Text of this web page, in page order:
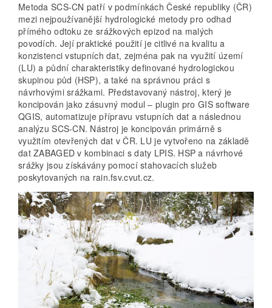
Metoda SCS‑CN patří v podmínkách České republiky (ČR)
mezi nejpoužívanější hydrologické metody pro odhad
přímého odtoku ze srážkových epizod na malých
povodích. Její praktické použití je citlivé na kvalitu a
konzistenci vstupních dat, zejména pak na využití území
(LU) a půdní charakteristiky definované hydrologickou
skupinou půd (HSP), a také na správnou práci s
návrhovými srážkami. Představovaný nástroj, který je
koncipován jako zásuvný modul – plugin pro GIS software
QGIS, automatizuje přípravu vstupních dat a následnou
analýzu SCS‑CN. Nástroj je koncipován primárně s
využitím otevřených dat v ČR. LU je vytvořeno na základě
dat ZABAGED v kombinaci s daty LPIS. HSP a návrhové
srážky jsou získávány pomocí stahovacích služeb
poskytovaných na rain.fsv.cvut.cz.